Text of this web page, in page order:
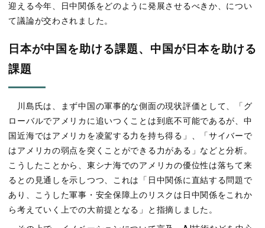
迎える今年、日中関係をどのように発展させるべきか、につい
て議論が交わされました。
日本が中国を助ける課題、中国が日本を助ける
課題
川島氏は、まず中国の軍事的な側面の現状評価として、「グ
ローバルでアメリカに追いつくことは到底不可能であるが、中
国近海ではアメリカを凌駕する力を持ち得る」、「サイバーで
はアメリカの弱点を突くことができる力がある」などと分析。
こうしたことから、東シナ海でのアメリカの優位性は落ちて来
るとの見通しを示しつつ、これは「日中関係に直結する問題で
あり、こうした軍事・安全保障上のリスクは日中関係をこれか
ら考えていく上での大前提となる」と指摘しました。